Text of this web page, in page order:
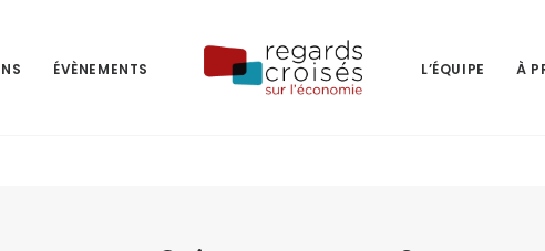
ÉVÈNEMENTS L’ÉQUIPE À